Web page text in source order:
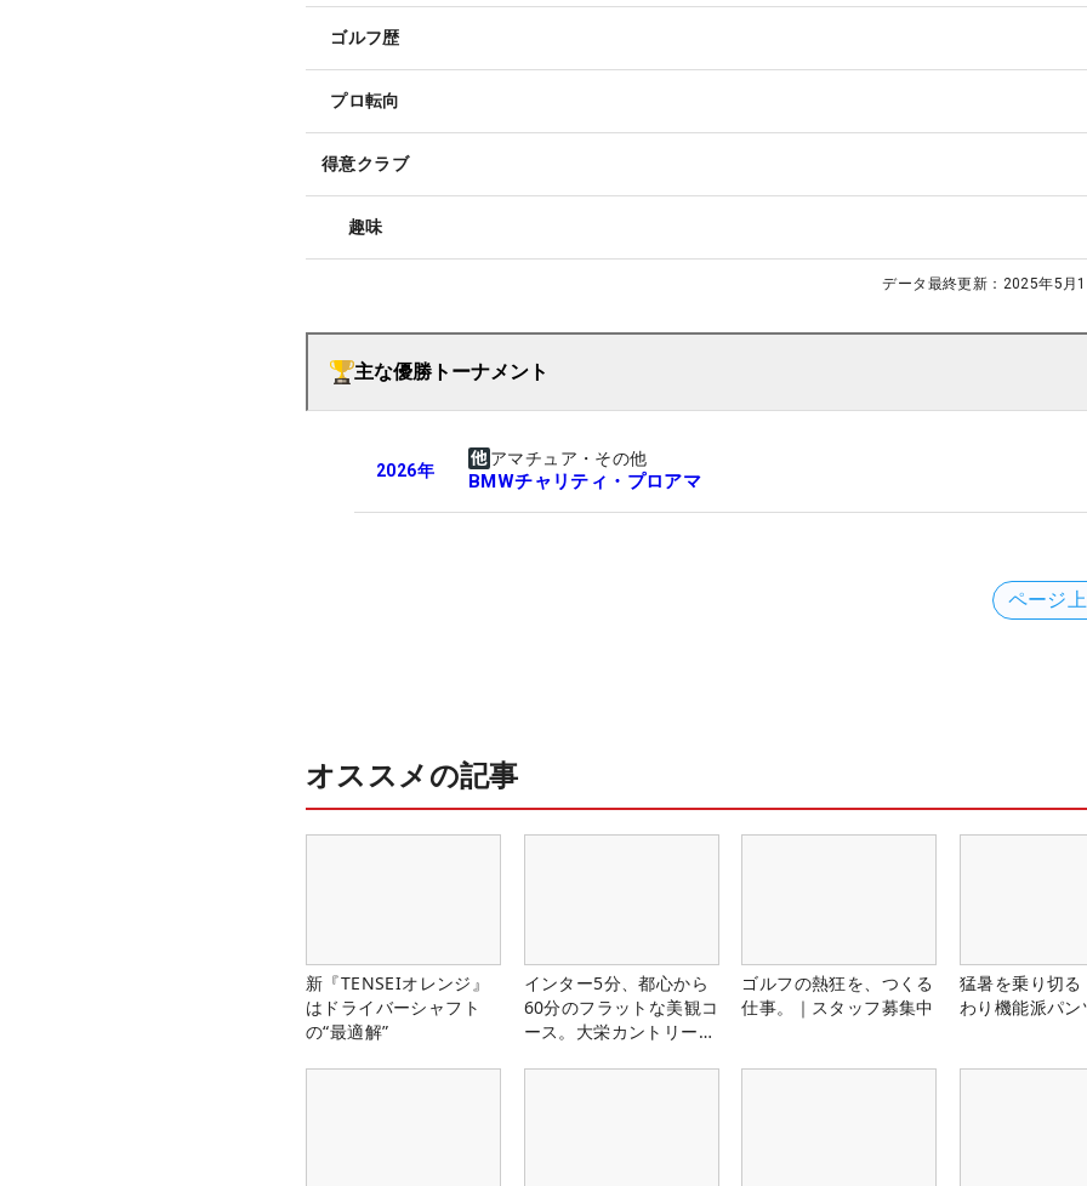
ゴルフ歴
プロ転向
得意クラブ
趣味
データ最終更新： 2025年5月
主な優勝トーナメント
2026年
アマチュア・その他
BMWチャリティ・プロアマ
ページ
オススメの記事
新『TENSEIオレンジ』
はドライバーシャフト
の“最適解”
インター5分、都心から
60分のフラットな美観コ
ース。大栄カントリー俱
ゴルフの熱狂を、つくる
仕事。｜スタッフ募集中
猛暑を乗り切
わり機能派パ